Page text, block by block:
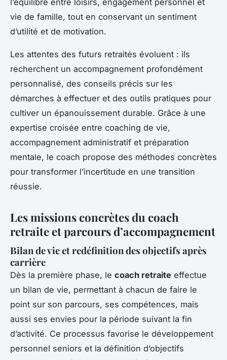
vie de famille, tout en conservant un sentiment
d’utilité et de motivation.
Les attentes des futurs retraités évoluent : ils
recherchent un accompagnement profondément
personnalisé, des conseils précis sur les
démarches à effectuer et des outils pratiques pour
cultiver un épanouissement durable. Grâce à une
expertise croisée entre coaching de vie,
accompagnement administratif et préparation
mentale, le coach propose des méthodes concrètes
pour transformer l’incertitude en une transition
réussie.
Les missions concrètes du coach
retraite et parcours d’accompagnement
Bilan de vie et redéfinition des objectifs après
carrière
Dès la première phase, le coach retraite effectue
un bilan de vie, permettant à chacun de faire le
point sur son parcours, ses compétences, mais
aussi ses envies pour la période suivant la fin
d’activité. Ce processus favorise le développement
personnel seniors et la définition d’objectifs